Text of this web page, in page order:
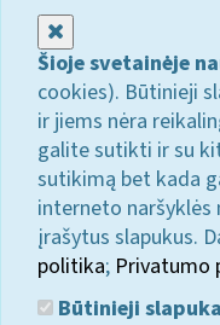
Šioje svetainėje
cookies). Būtinieji
ir jiems nėra
galite sutikti ir su
sutikimą bet kada
interneto
įrašytus slapukus.
politika; Privatumo
Būtinieji